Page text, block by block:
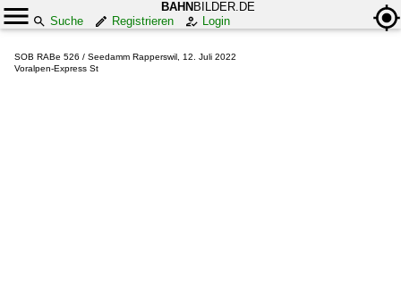
BAHN BILDER.DE
Suche
Registrieren Login
SOB RABe 526 / Seedamm Rapperswil, 12. Juli 2022
Voralpen-Express St